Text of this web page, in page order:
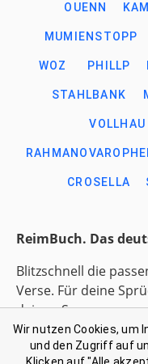
OUENN
MUMIENSTOPP
WOZ PHILLP
STAHLBANK
VOLLHAU
CROSELLA
ReimBuch. Das
Blitzschnell die
Verse. Für deine
deinen Song.
Link-
Wir nutzen Cookies, um
und den Zugriff auf